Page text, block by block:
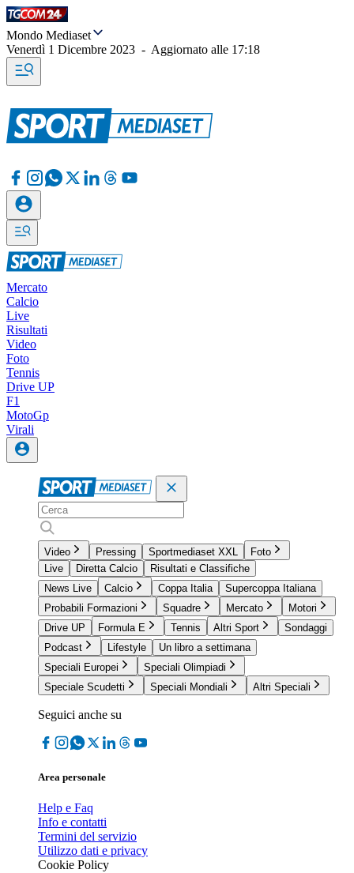
Mondo Mediaset
Venerdì 1 Dicembre 2023 - Aggiornato alle 17:18
Mercato
Calcio
Live
Risultati
Video
Foto
Tennis
Drive UP
F1
MotoGp
Virali
Video Pressing Sportmediaset XXL
Foto
Live
Diretta Calcio
Risultati e Classifiche
News Live
Calcio Coppa Italia
Supercoppa Italiana
Probabili Formazioni
Squadre Mercato
Motori
Drive UP
Formula E Tennis Altri Sport
Sondaggi
Podcast
Lifestyle
Un libro a settimana
Speciali Europei
Speciali Olimpiadi
Speciale Scudetti
Speciali Mondiali Altri Speciali
Seguici anche su
Area personale
Help e Faq
Info e contatti
Termini del servizio
Utilizzo dati e privacy
Cookie Policy